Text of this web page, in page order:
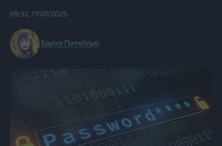
09:32, 17/07/2025
Ερμίνα Παπαδήμα